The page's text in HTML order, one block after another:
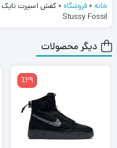
خانه »فروشگاه »
Stussy Fossil
دیگر محصولات
٪29